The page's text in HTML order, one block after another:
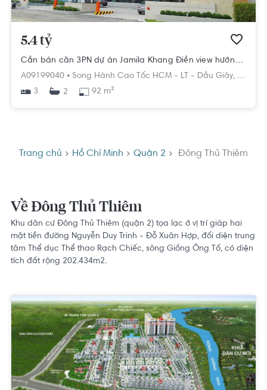
5.4 tỷ
Cần bán căn 3PN dự án Jamila Khang Điền view hướng Đông Nam
A09199040 • Song Hành Cao Tốc HCM - LT - Dầu Giây, Phú
3
2 92 m²
Trang chủ Hồ Chí Minh Quận 2 Đông Thủ Thiêm
Về Đông Thủ Thiêm
Khu dân cư Đông Thủ Thiêm (quận 2) tọa lạc ở vị trí giáp hai
mặt tiền đường Nguyễn Duy Trinh - Đỗ Xuân Hợp, đối diện trung
tâm Thể dục Thể thao Rạch Chiếc, sông Giồng Ông Tố, có diện
tích đất rộng 202.434m2.